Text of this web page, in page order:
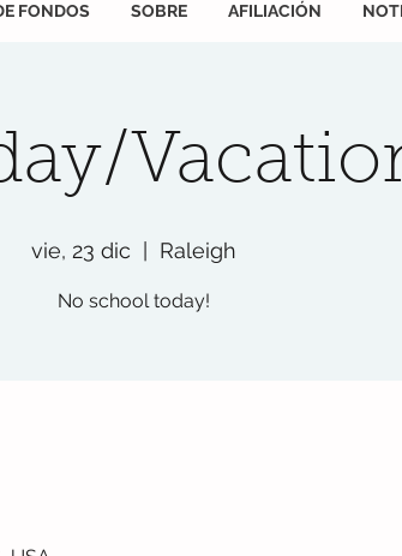
FONDOS SOBRE AFILIACIÓN
vie, 23 dic Raleigh
No school today!